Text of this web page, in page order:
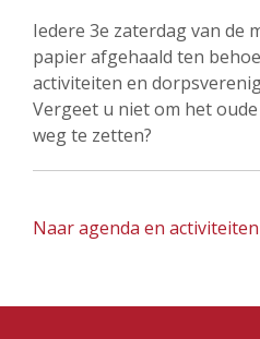
Iedere 3e zaterdag van de
papier afgehaald ten
activiteiten en
Vergeet u niet om het
weg te zetten?
Naar agenda en